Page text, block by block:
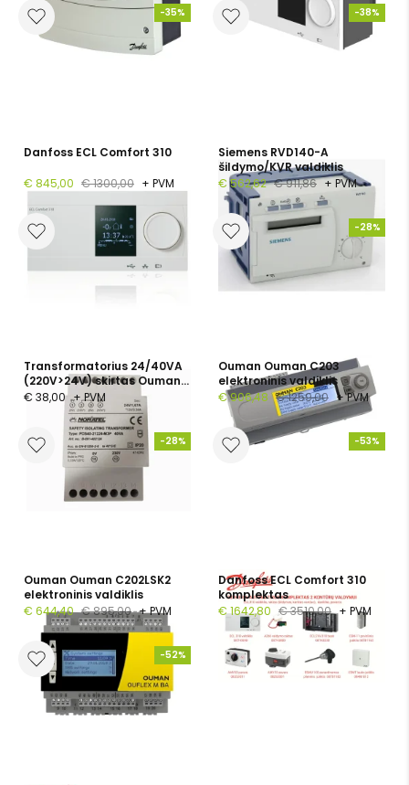
-35%
Danfoss ECL Comfort 310
€ 845,00 € 1300,00 + PVM
-38%
Siemens RVD140-A
šildymo/KVR valdiklis
€ 562,62 € 911,86 + PVM
Transformatorius 24/40VA
(220V>24V) skirtas Ouman
A203 valdikliui
€ 38,00 + PVM
-28%
Ouman Ouman C203
elektroninis valdiklis
€ 906,48 € 1259,00 + PVM
-28%
Ouman Ouman C202LSK2
elektroninis valdiklis
€ 644,40 € 895,00 + PVM
-53%
Danfoss ECL Comfort 310
komplektas
€ 1642,80 € 3510,00 + PVM
-52%